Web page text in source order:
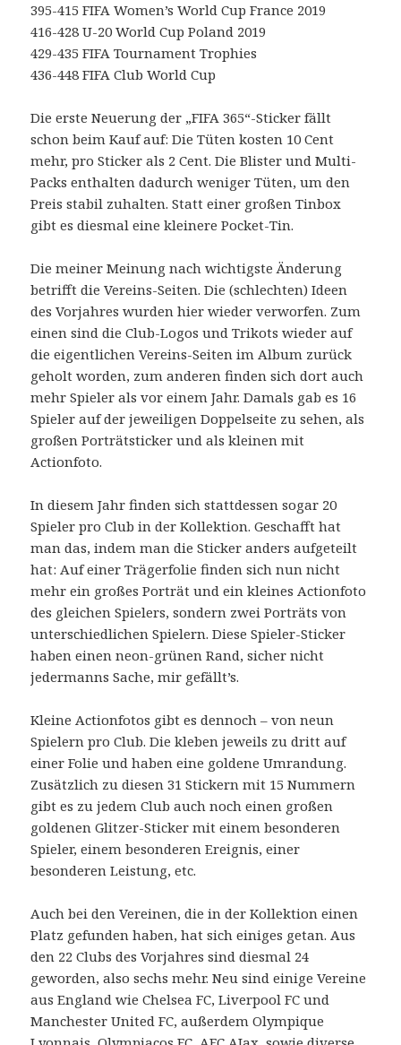
395-415 FIFA Women’s World Cup France 2019
416-428 U-20 World Cup Poland 2019
429-435 FIFA Tournament Trophies
436-448 FIFA Club World Cup
Die erste Neuerung der „FIFA 365“-Sticker fällt
schon beim Kauf auf: Die Tüten kosten 10 Cent
mehr, pro Sticker als 2 Cent. Die Blister und Multi-
Packs enthalten dadurch weniger Tüten, um den
Preis stabil zuhalten. Statt einer großen Tinbox
gibt es diesmal eine kleinere Pocket-Tin.
Die meiner Meinung nach wichtigste Änderung
betrifft die Vereins-Seiten. Die (schlechten) Ideen
des Vorjahres wurden hier wieder verworfen. Zum
einen sind die Club-Logos und Trikots wieder auf
die eigentlichen Vereins-Seiten im Album zurück
geholt worden, zum anderen finden sich dort auch
mehr Spieler als vor einem Jahr. Damals gab es 16
Spieler auf der jeweiligen Doppelseite zu sehen, als
großen Porträtsticker und als kleinen mit
Actionfoto.
In diesem Jahr finden sich stattdessen sogar 20
Spieler pro Club in der Kollektion. Geschafft hat
man das, indem man die Sticker anders aufgeteilt
hat: Auf einer Trägerfolie finden sich nun nicht
mehr ein großes Porträt und ein kleines Actionfoto
des gleichen Spielers, sondern zwei Porträts von
unterschiedlichen Spielern. Diese Spieler-Sticker
haben einen neon-grünen Rand, sicher nicht
jedermanns Sache, mir gefällt’s.
Kleine Actionfotos gibt es dennoch – von neun
Spielern pro Club. Die kleben jeweils zu dritt auf
einer Folie und haben eine goldene Umrandung.
Zusätzlich zu diesen 31 Stickern mit 15 Nummern
gibt es zu jedem Club auch noch einen großen
goldenen Glitzer-Sticker mit einem besonderen
Spieler, einem besonderen Ereignis, einer
besonderen Leistung, etc.
Auch bei den Vereinen, die in der Kollektion einen
Platz gefunden haben, hat sich einiges getan. Aus
den 22 Clubs des Vorjahres sind diesmal 24
geworden, also sechs mehr. Neu sind einige Vereine
aus England wie Chelsea FC, Liverpool FC und
Manchester United FC, außerdem Olympique